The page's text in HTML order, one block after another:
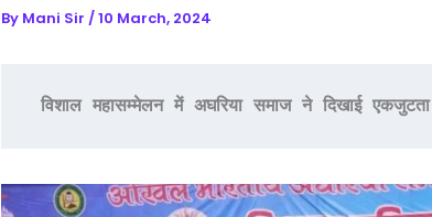
By Mani Sir /10 March, 2024
विशाल महासम्मेलन में अघरिया समाज ने दिखाई एकजुटता